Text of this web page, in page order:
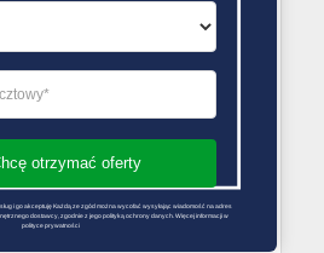
otrzymać oferty
i go akceptuję Każdą ze zgód można wycofać wysyłając wiadomość na adres
dostawcy, zgodnie z jego polityką ochrony danych. Więcej informacji w
polityce prywatności